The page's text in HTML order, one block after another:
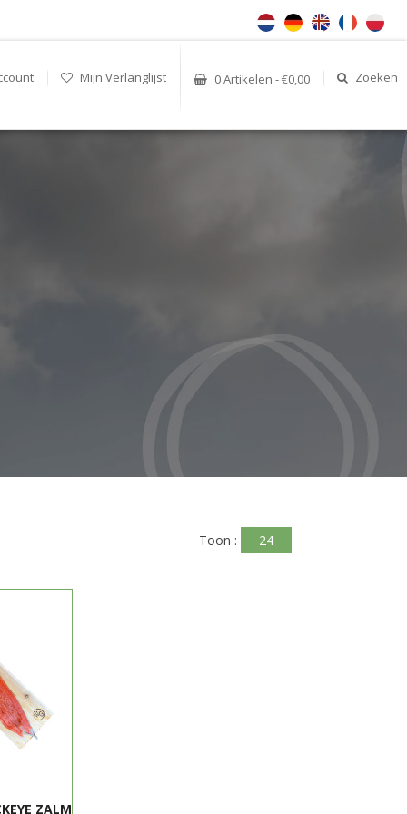
Mijn Verlanglijst 0 Artikelen - €0,00 Zoeken
Toon : 24
ZALM